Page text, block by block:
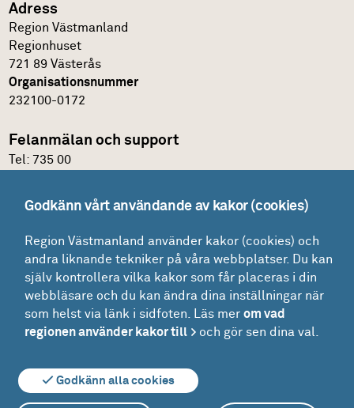
Adress
Region Västmanland
Regionhuset
721 89 Västerås
Organisationsnummer
232100-0172
Felanmälan och support
Tel: 735 00
Glömt lösenordet?
Mina ärenden
Lokaler
Drift - felanmälan och beställning
Godkänn vårt användande av kakor (cookies)
Region Västmanland använder kakor (cookies) och
andra liknande tekniker på våra webbplatser. Du kan
själv kontrollera vilka kakor som får placeras i din
webbläsare och du kan ändra dina inställningar när
som helst via länk i sidfoten. Läs merom vad
regionen använder kakor till
och gör sen dina val.
Godkänn alla cookies